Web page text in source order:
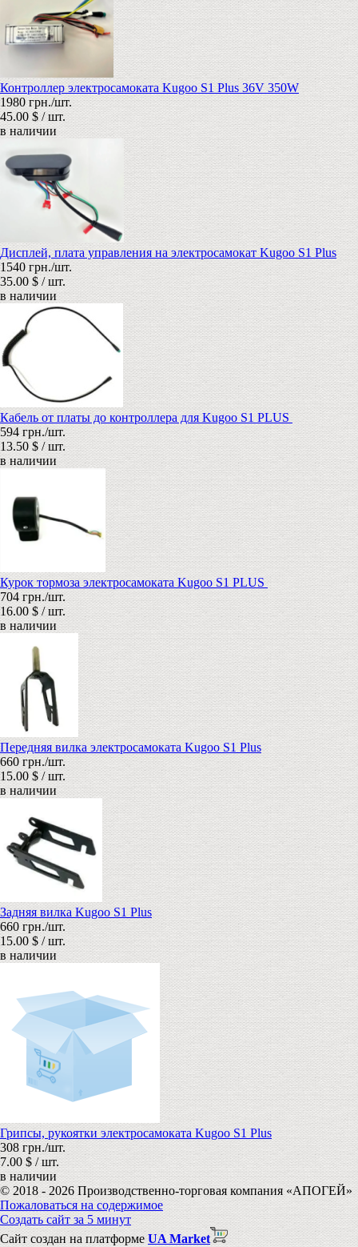
Контроллер электросамоката Kugoo S1 Plus 36V 350W
1980 грн./шт.
45.00 $ / шт.
в наличии
Дисплей, плата управления на электросамокат Kugoo S1 Plus
1540 грн./шт.
35.00 $ / шт.
в наличии
Кабель от платы до контроллера для Kugoo S1 PLUS
594 грн./шт.
13.50 $ / шт.
в наличии
Курок тормоза электросамоката Kugoo S1 PLUS
704 грн./шт.
16.00 $ / шт.
в наличии
Передняя вилка электросамоката Kugoo S1 Plus
660 грн./шт.
15.00 $ / шт.
в наличии
Задняя вилка Kugoo S1 Plus
660 грн./шт.
15.00 $ / шт.
в наличии
Грипсы, рукоятки электросамоката Kugoo S1 Plus
308 грн./шт.
7.00 $ / шт.
в наличии
© 2018 - 2026 Производственно-торговая компания «АПОГЕЙ»
Пожаловаться на содержимое
Создать сайт за 5 минут
Сайт создан на платформе UA Market